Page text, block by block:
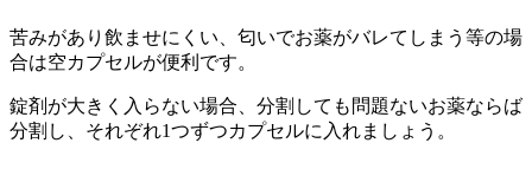
苦みがあり飲ませにくい、匂いでお薬がバレてしまう等の場
合は空カプセルが便利です。
錠剤が大きく入らない場合、分割しても問題ないお薬ならば
分割し、それぞれ1つずつカプセルに入れましょう。